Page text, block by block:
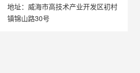
地址：威海市高技术产业开发区初村
镇锦山路30号